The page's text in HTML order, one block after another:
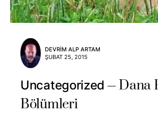
DEVRIM ALP ARTAM
ŞUBAT 25, 2015
Uncategorized
Dana
Bölümleri